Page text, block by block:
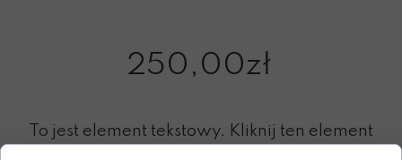
250,00zł
To jest element tekstowy. Kliknij ten element